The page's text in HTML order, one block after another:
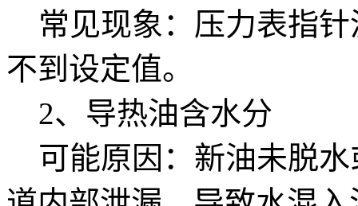
常见现象：压力表指针
不到设定值。
2、导热油含水分
可能原因：新油未脱水